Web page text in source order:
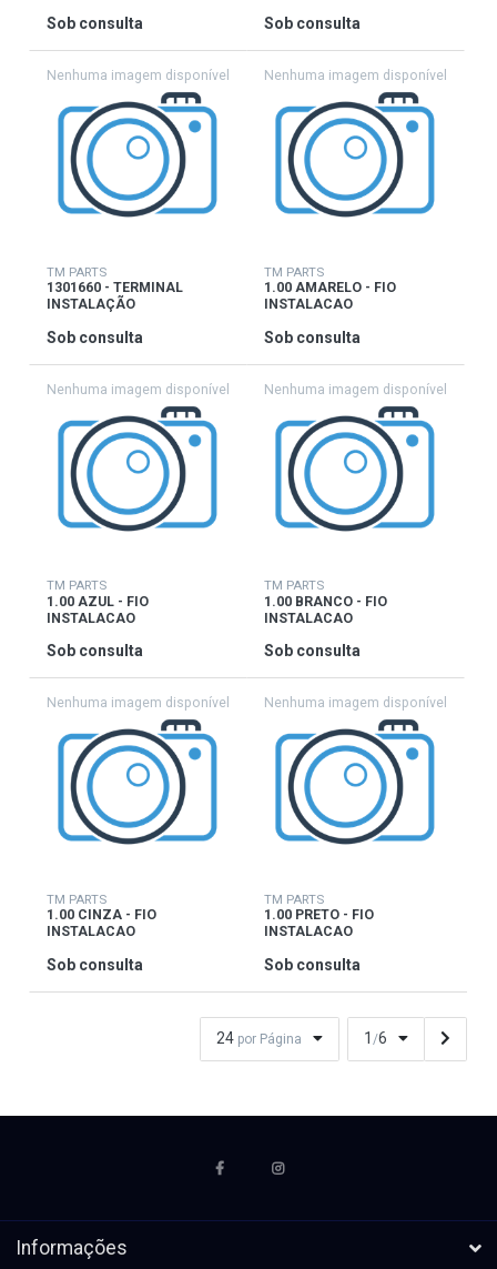
Sob consulta Sob consulta
TM PARTS
1301660 - TERMINAL
INSTALAÇÃO
Sob consulta
TM PARTS
1.00 AMARELO - FIO
INSTALACAO
Sob consulta
TM PARTS
1.00 AZUL - FIO
INSTALACAO
Sob consulta
TM PARTS
1.00 BRANCO - FIO
INSTALACAO
Sob consulta
TM PARTS
1.00 CINZA - FIO
INSTALACAO
Sob consulta
TM PARTS
1.00 PRETO - FIO
INSTALACAO
Sob consulta
24 por Página 1/6
Informações